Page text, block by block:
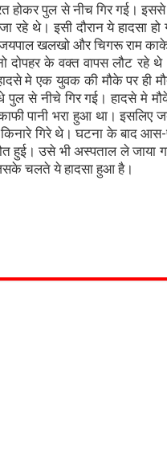
होकर पुल से नीच गिर गई।
थे। इसी दौरान ये हादसा हो
जयपाल खलखो और चिगरू राम
के वक्त वापस लौट रहे
मे एक युवक की मौके पर ही
पुल से नीचे गिर गई। हादसे मे
पानी भरा हुआ था। इसलिए
गिरे थे। घटना के बाद
हुई। उसे भी अस्पताल ले जाया
चलते ये हादसा हुआ है।